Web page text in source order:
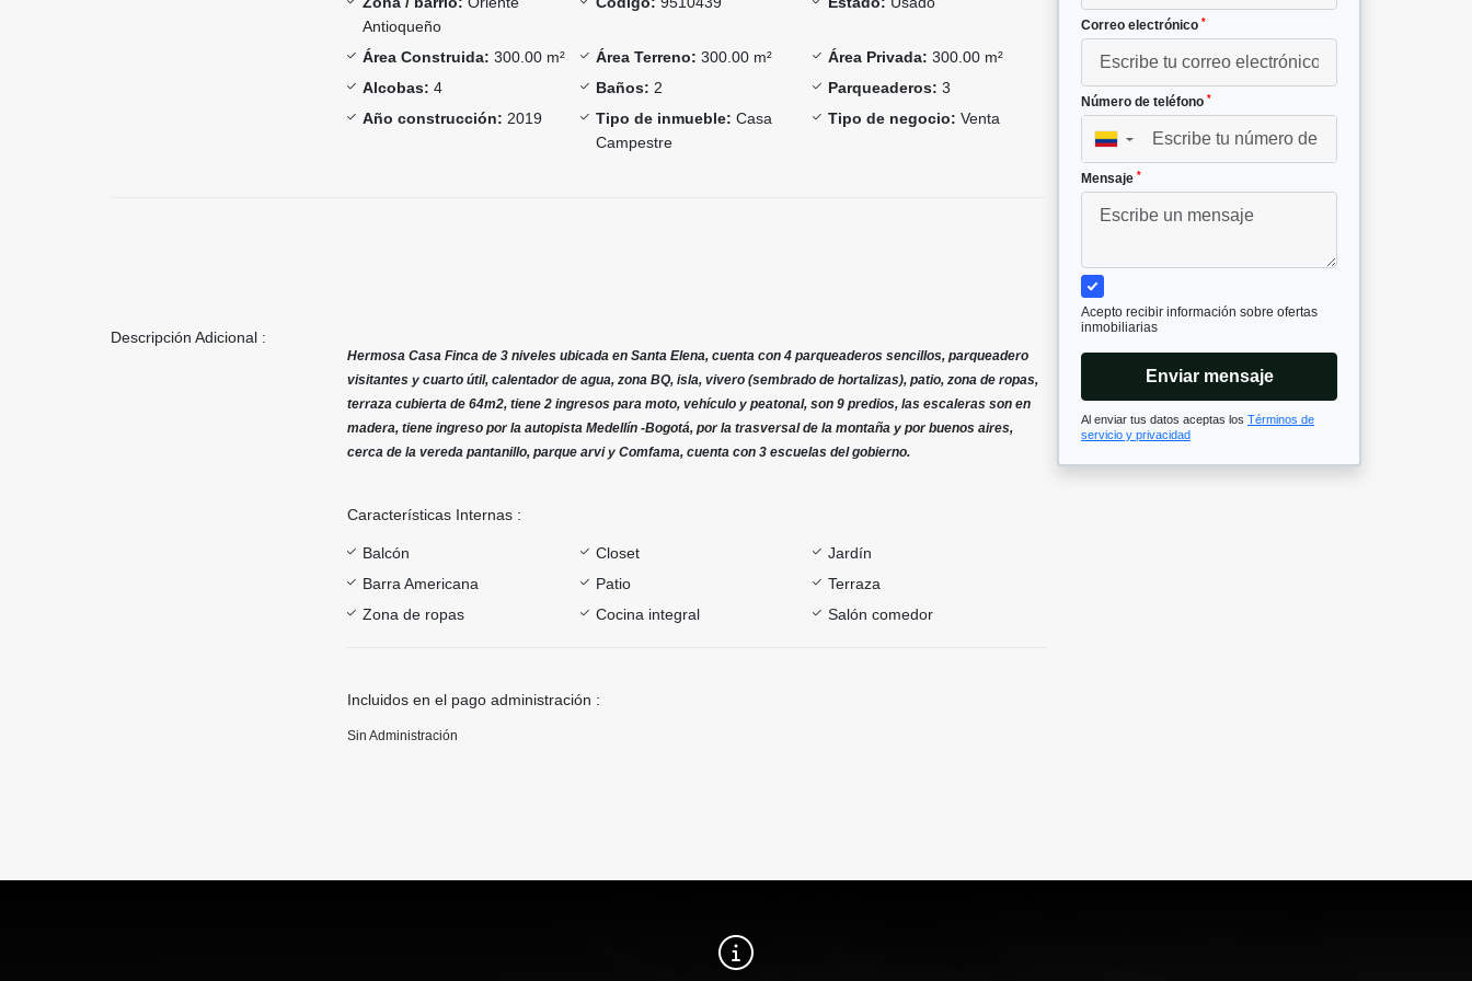
Antioqueño
Área Construida: 300.00 m² Área Terreno: 300.00 m² Área Privada: 300.00 m²
Alcobas: 4 Baños: 2 Parqueaderos: 3
Año construcción: 2019 Tipo de inmueble: Casa
Campestre
Tipo de negocio: Venta
Descripción Adicional :
Hermosa Casa Finca de 3 niveles ubicada en Santa Elena, cuenta con 4 parqueaderos sencillos, parqueadero
visitantes y cuarto útil, calentador de agua, zona BQ, isla, vivero (sembrado de hortalizas), patio, zona de ropas,
terraza cubierta de 64m2, tiene 2 ingresos para moto, vehículo y peatonal, son 9 predios, las escaleras son en
madera, tiene ingreso por la autopista Medellín -Bogotá, por la trasversal de la montaña y por buenos aires,
cerca de la vereda pantanillo, parque arvi y Comfama, cuenta con 3 escuelas del gobierno.
Características Internas :
Balcón Closet
Jardín
Barra Americana
Patio
Terraza
Zona de ropas
Cocina integral Salón comedor
Incluidos en el pago administración :
Sin Administración
Correo electrónico *
Número de teléfono *
▼
Mensaje *
Acepto recibir información sobre ofertas
inmobiliarias
Enviar mensaje
Al enviar tus datos aceptas los Términos de
servicio y privacidad